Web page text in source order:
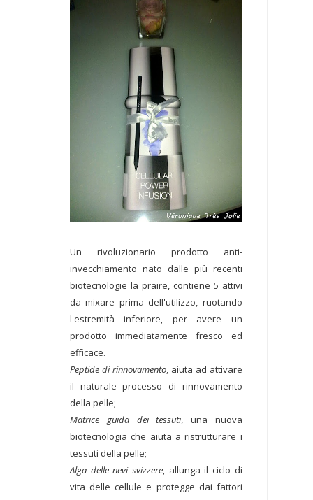
Un rivoluzionario prodotto anti-
invecchiamento nato dalle più recenti
biotecnologie la praire, contiene 5 attivi
da mixare prima dell'utilizzo, ruotando
l'estremità inferiore, per avere un
prodotto immediatamente fresco ed
efficace.
Peptide di rinnovamento, aiuta ad attivare
il naturale processo di rinnovamento
della pelle;
Matrice guida dei tessuti, una nuova
biotecnologia che aiuta a ristrutturare i
tessuti della pelle;
Alga delle nevi svizzere, allunga il ciclo di
vita delle cellule e protegge dai fattori